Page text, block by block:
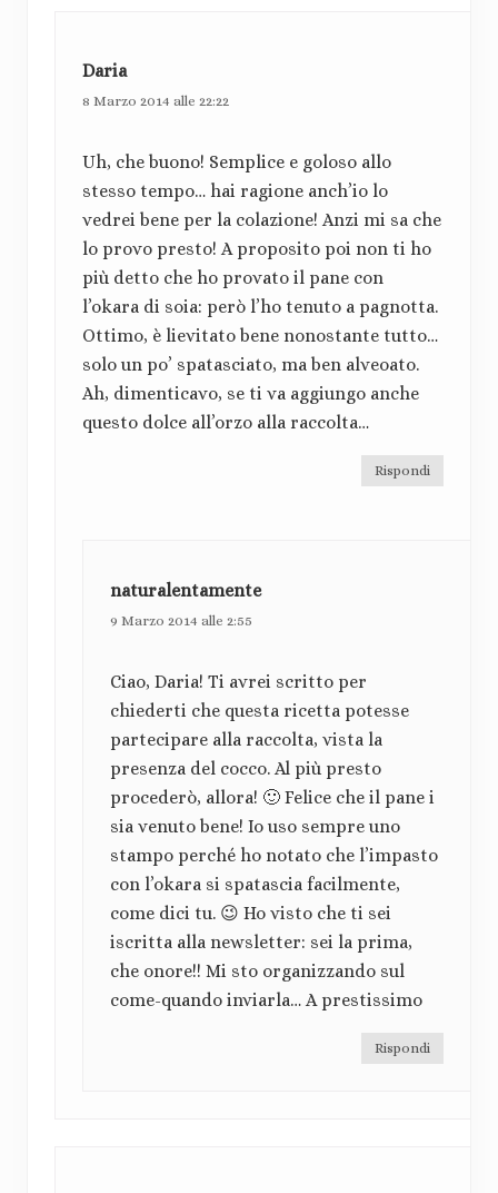
Daria
8 Marzo 2014 alle 22:22
Uh, che buono! Semplice e goloso allo
stesso tempo… hai ragione anch’io lo
vedrei bene per la colazione! Anzi mi sa che
lo provo presto! A proposito poi non ti ho
più detto che ho provato il pane con
l’okara di soia: però l’ho tenuto a pagnotta.
Ottimo, è lievitato bene nonostante tutto…
solo un po’ spatasciato, ma ben alveoato.
Ah, dimenticavo, se ti va aggiungo anche
questo dolce all’orzo alla raccolta…
Rispondi
naturalentamente
9 Marzo 2014 alle 2:55
Ciao, Daria! Ti avrei scritto per
chiederti che questa ricetta potesse
partecipare alla raccolta, vista la
presenza del cocco. Al più presto
procederò, allora! 🙂 Felice che il pane i
sia venuto bene! Io uso sempre uno
stampo perché ho notato che l’impasto
con l’okara si spatascia facilmente,
come dici tu. 😉 Ho visto che ti sei
iscritta alla newsletter: sei la prima,
che onore!! Mi sto organizzando sul
come-quando inviarla… A prestissimo
Rispondi